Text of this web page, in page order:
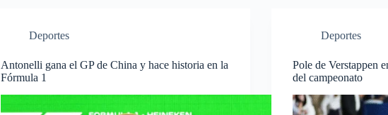
Deportes
Antonelli gana el GP de China y hace historia en la
Fórmula 1
Deportes
Pole de Verstappen
del campeonato